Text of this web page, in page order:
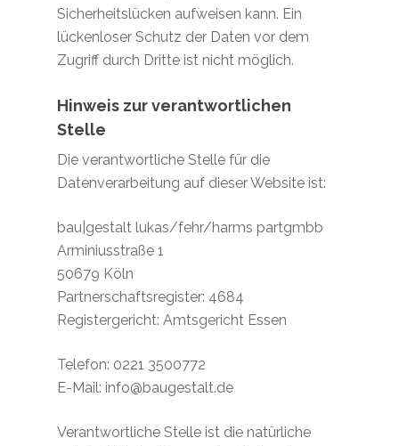
Sicherheitslücken aufweisen kann. Ein
lückenloser Schutz der Daten vor dem
Zugriff durch Dritte ist nicht möglich.
Hinweis zur verantwortlichen
Stelle
Die verantwortliche Stelle für die
Datenverarbeitung auf dieser Website ist:
bau|gestalt lukas/fehr/harms partgmbb
Arminiusstraße 1
50679 Köln
Partnerschaftsregister: 4684
Registergericht: Amtsgericht Essen
Telefon: 0221 3500772
E-Mail: info@baugestalt.de
Verantwortliche Stelle ist die natürliche